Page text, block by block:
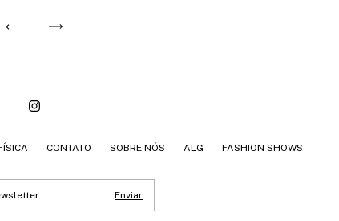
CONTATO SOBRE NÓS ALG FASHION SHOWS